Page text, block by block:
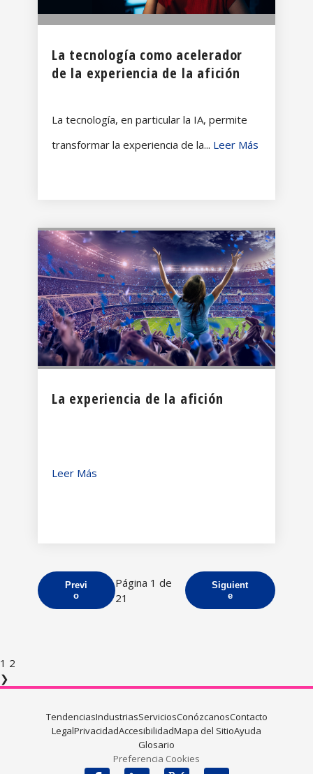
La tecnología como acelerador
de la experiencia de la afición
La tecnología, en particular la IA, permite
transformar la experiencia de la... Leer Más
La experiencia de la afición
Leer Más
Previ
o
Página 1 de
21
Siguient
e
1 2
❯
TendenciasIndustriasServiciosConózcanosContacto
LegalPrivacidadAccesibilidadMapa del SitioAyuda
Glosario
Preferencia Cookies